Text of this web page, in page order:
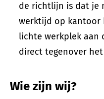
de richtlijn is dat je
werktijd op kantoor
lichte werkplek aan
direct tegenover
Wie zijn wij?